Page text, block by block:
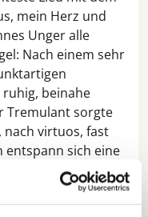
mein Herz und
Unger alle
Nach einem sehr
beinahe
Tremulant sorgte
virtuos, fast
entspann sich eine
und Tempo, auch
– eine mitreißend-
der unbändigen